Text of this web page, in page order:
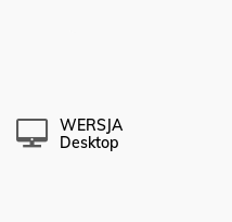
WERSJA
Desktop